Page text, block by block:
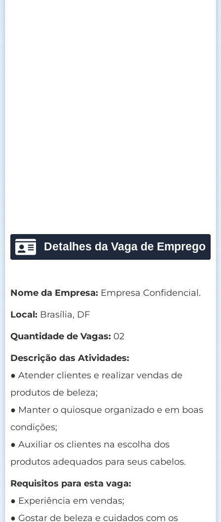
Detalhes da Vaga de Emprego
Nome da Empresa: Empresa Confidencial.
Local: Brasília, DF
Quantidade de Vagas: 02
Descrição das Atividades:
● Atender clientes e realizar vendas de
produtos de beleza;
● Manter o quiosque organizado e em boas
condições;
● Auxiliar os clientes na escolha dos
produtos adequados para seus cabelos.
Requisitos para esta vaga:
● Experiência em vendas;
● Gostar de beleza e cuidados com os